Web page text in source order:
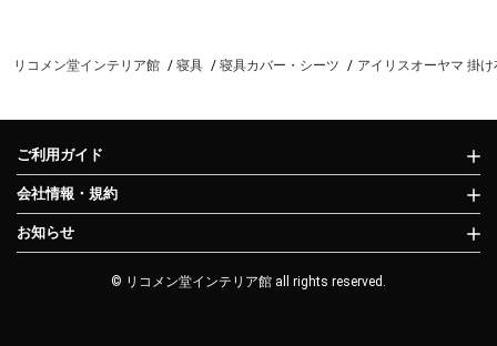
リコメン堂インテリア館 寝具 寝具カバー・シーツ アイリスオーヤマ 掛け
ご利用ガイド
会社情報・規約
お知らせ
© リコメン堂インテリア館 all rights reserved.